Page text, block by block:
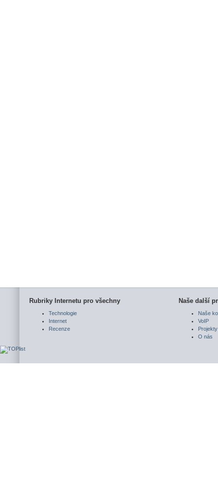
Rubriky Internetu pro všechny
Technologie
Internet
Recenze
Naše další
Naše
VoIP
Projekty
O nás